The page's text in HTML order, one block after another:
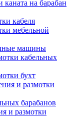
на барабан
кабеля
мебельной
машины
кабельных
бухт
и размотки
барабанов
и размотки